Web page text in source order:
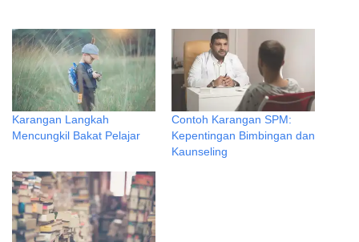
Karangan Langkah
Mencungkil Bakat Pelajar
Contoh Karangan SPM:
Kepentingan Bimbingan dan
Kaunseling